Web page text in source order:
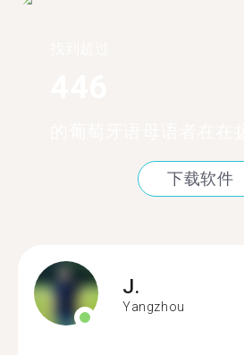
下载软件
J.
Yangzhou